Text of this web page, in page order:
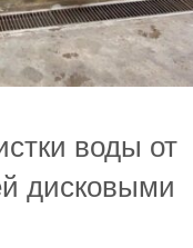
воды от
дисковыми